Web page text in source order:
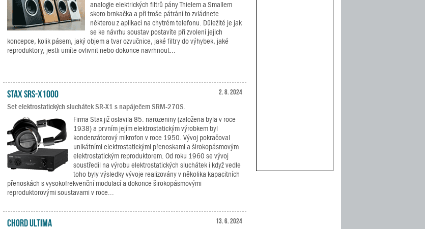
analogie elektrických filtrů pány Thielem a Smallem
skoro brnkačka a při troše pátrání to zvládnete
některou z aplikací na chytrém telefonu. Důležité je jak
se ke návrhu soustav postavíte při zvolení jejich
koncepce, kolik pásem, jaký objem a tvar ozvučnice, jaké filtry do výhybek, jaké
reproduktory, jestli umíte ovlivnit nebo dokonce navrhnout...
2. 8. 2024
STAX SRS-X1000
Set elektrostatických sluchátek SR-X1 s napáječem SRM-270S.
Firma Stax již oslavila 85. narozeniny (založena byla v roce
1938) a prvním jejím elektrostatickým výrobkem byl
kondenzátorový mikrofon v roce 1950. Vývoj pokračoval
unikátními elektrostatickými přenoskami a širokopásmovým
elektrostatickým reproduktorem. Od roku 1960 se vývoj
soustředil na výrobu elektrostatických sluchátek i když vedle
toho byly výsledky vývoje realizovány v několika kapacitních
přenoskách s vysokofrekvenční modulací a dokonce širokopásmovými
reproduktorovými soustavami v roce...
13. 6. 2024
Chord Ultima